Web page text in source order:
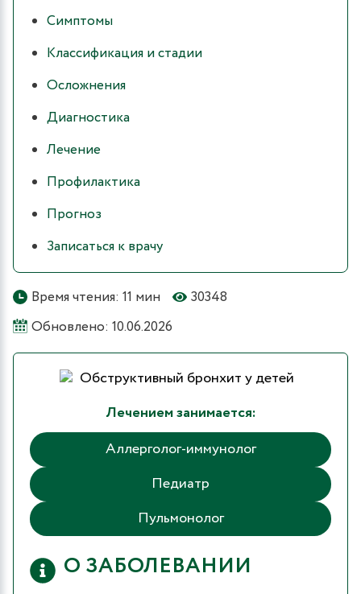
Время чтения: 11 мин
30348
Обновлено: 10.06.2026
Лечением занимается:
Аллерголог-иммунолог
Педиатр
Пульмонолог
О ЗАБОЛЕВАНИИ
Симптомы
Классификация и стадии
Осложнения
Диагностика
Лечение
Профилактика
Прогноз
Записаться к врачу